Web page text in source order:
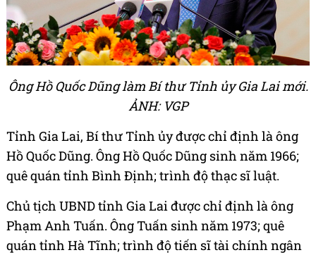
Ông Hồ Quốc Dũng làm Bí thư Tỉnh ủy Gia Lai mới.
ẢNH: VGP
Tỉnh Gia Lai, Bí thư Tỉnh ủy được chỉ định là ông
Hồ Quốc Dũng. Ông Hồ Quốc Dũng sinh năm 1966;
quê quán tỉnh Bình Định; trình độ thạc sĩ luật.
Chủ tịch UBND tỉnh Gia Lai được chỉ định là ông
Phạm Anh Tuấn. Ông Tuấn sinh năm 1973; quê
quán tỉnh Hà Tĩnh; trình độ tiến sĩ tài chính ngân